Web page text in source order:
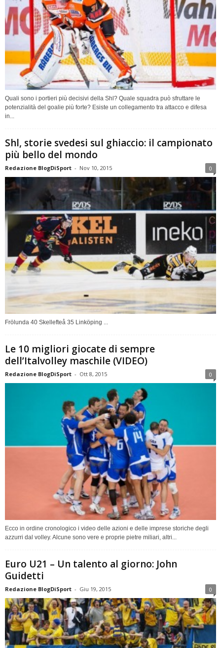
Quali sono i portieri più decisivi della Shl? Quale squadra può sfruttare le
potenzialità del goalie più forte? Esiste un collegamento tra attacco e difesa
in...
Shl, storie svedesi sul ghiaccio: il campionato
più bello del mondo
Redazione BlogDiSport - Nov 10, 2015 0
Frölunda 40 Skellefteå 35 Linköping ...
Le 10 migliori giocate di sempre
dell’Italvolley maschile (VIDEO)
Redazione BlogDiSport - Ott 8, 2015 0
Ecco in ordine cronologico i video delle azioni e delle imprese storiche degli
azzurri dal volley. Alcune sono vere e proprie pietre miliari, altri...
Euro U21 – Un talento al giorno: John
Guidetti
Redazione BlogDiSport - Giu 19, 2015 0